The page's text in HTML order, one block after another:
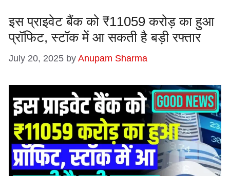
इस प्राइवेट बैंक को ₹11059 करोड़ का हुआ
प्रॉफिट, स्टॉक में आ सकती है बड़ी रफ्तार
July 20, 2025 by Anupam Sharma